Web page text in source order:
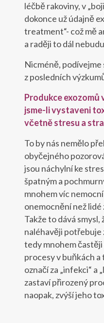
léčbě rakoviny, v
dokonce už údajně
treatment“- což mě
a raději to dál
Nicméně, podívejme
z posledních
Produkce exozomů
jsme-li vystaveni
včetně stresu a
To by nás nemělo
obyčejného
jsou náchylní ke
špatným a
mnohem víc
onemocnění než
Takže to dává
naléhavěji potřebuje
tedy mnohem
procesy v buňkách
označí za „infekci“ a
zastaví přirozený
naopak, zvýší jeho